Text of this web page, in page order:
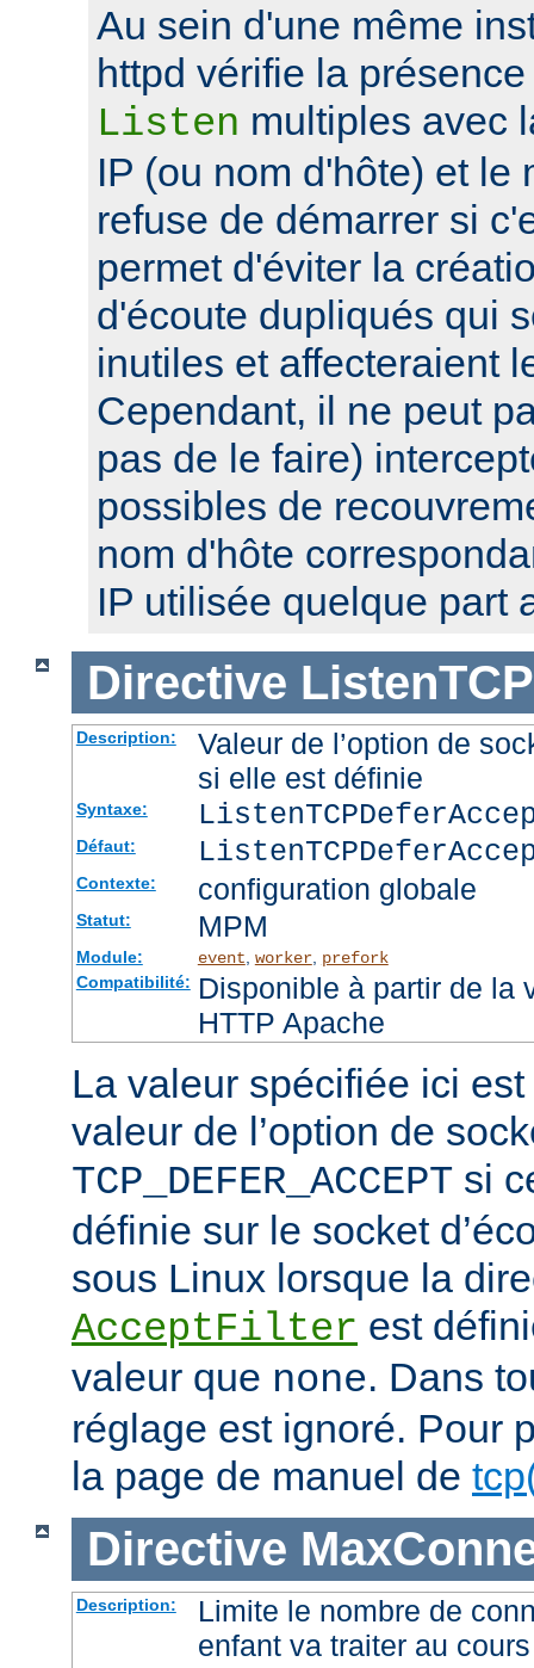
Au sein d'une même
httpd vérifie la
Listen multiples avec
IP (ou nom d'hôte) et le
refuse de démarrer si
permet d'éviter la
d'écoute dupliqués qui
inutiles et affecteraient
Cependant, il ne peut
pas de le faire)
possibles de
nom d'hôte
IP utilisée quelque part
Directive
Description:
Valeur de l’option de
si elle est définie
Syntaxe:
Défaut:
Contexte: configuration globale
Statut: MPM
Module: event worker, prefork
Compatibilité: Disponible à partir de la
HTTP Apache
La valeur spécifiée ici
valeur de l’option de
TCP_DEFER_ACCEPT si
définie sur le socket
sous Linux lorsque la
AcceptFilter est
valeur que none. Dans
réglage est ignoré. Pour
la page de manuel de
Directive
Description:
Limite le nombre de
enfant va traiter au